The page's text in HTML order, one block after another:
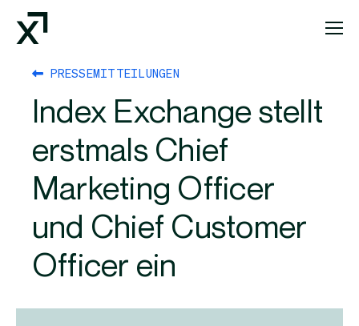
Index Exchange Home page
PRESSEMITTEILUNGEN
Index Exchange stellt
erstmals Chief
Marketing Officer
und Chief Customer
Officer ein